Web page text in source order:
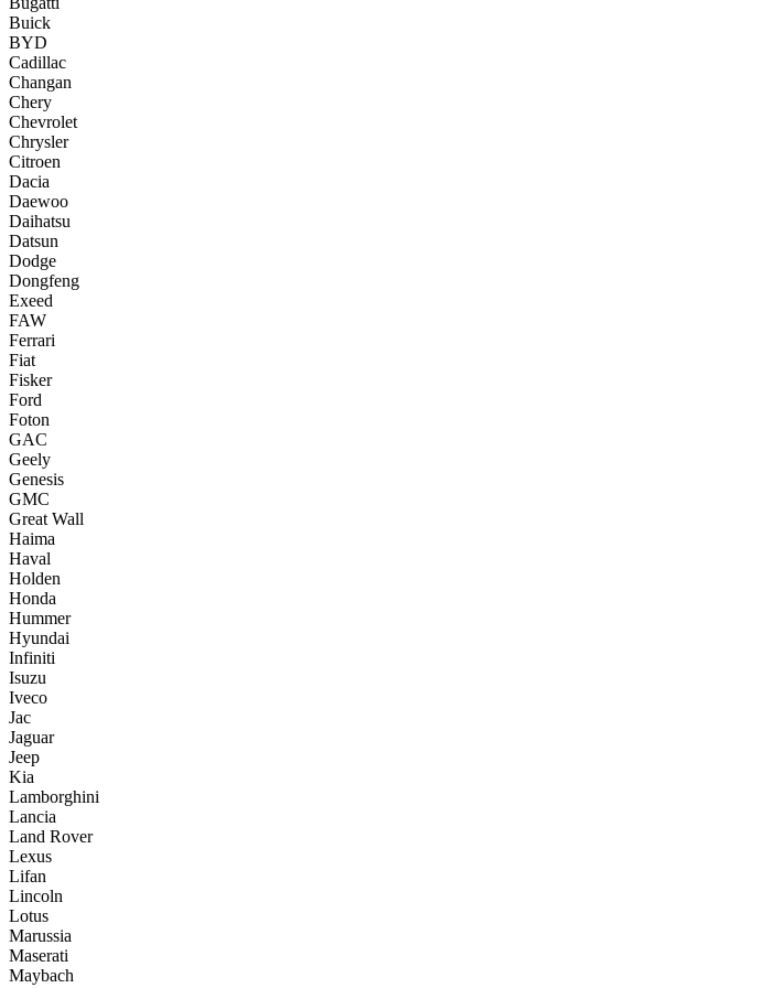
Buick
BYD
Cadillac
Changan
Chery
Chevrolet
Chrysler
Citroen
Dacia
Daewoo
Daihatsu
Datsun
Dodge
Dongfeng
Exeed
FAW
Ferrari
Fiat
Fisker
Ford
Foton
GAC
Geely
Genesis
GMC
Great Wall
Haima
Haval
Holden
Honda
Hummer
Hyundai
Infiniti
Isuzu
Iveco
Jac
Jaguar
Jeep
Kia
Lamborghini
Lancia
Land Rover
Lexus
Lifan
Lincoln
Lotus
Marussia
Maserati
Maybach